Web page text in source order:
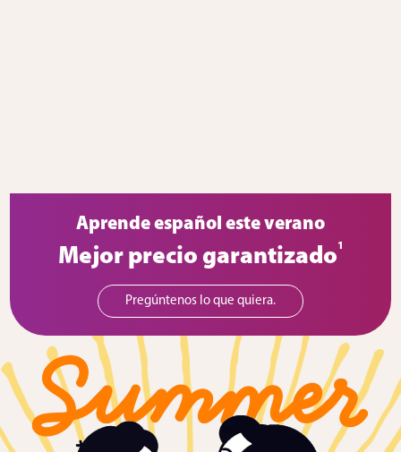
Aprende español este verano
Mejor precio garantizado1
Pregúntenos lo que quiera.